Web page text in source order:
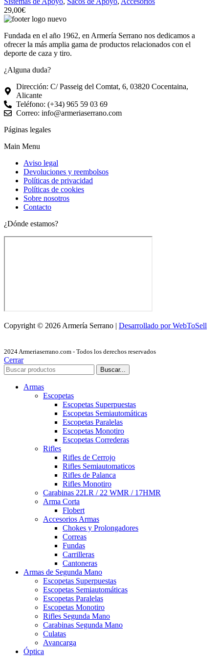
29,00€
Fundada en el año 1962, en Armería Serrano nos dedicamos a
ofrecer la más amplia gama de productos relacionados con el
deporte de caza y tiro.
¿Alguna duda?
Dirección: C/ Passeig del Comtat, 6, 03820 Cocentaina,
Alicante
Teléfono: (+34) 965 59 03 69
Correo: info@armeriaserrano.com
Páginas legales
Main Menu
Aviso legal
Devoluciones y reembolsos
Políticas de privacidad
Políticas de cookies
Sobre nosotros
Contacto
¿Dónde estamos?
Copyright © 2026 Armería Serrano | Desarrollado por WebToSell
2024 Armeriaserrano.com - Todos los derechos reservados
Cerrar
Buscar...
Armas
Escopetas
Escopetas Superpuestas
Escopetas Semiautomáticas
Escopetas Paralelas
Escopetas Monotiro
Escopetas Correderas
Rifles
Rifles de Cerrojo
Rifles Semiautomaticos
Rifles de Palanca
Rifles Monotiro
Carabinas 22LR / 22 WMR / 17HMR
Arma Corta
Flobert
Accesorios Armas
Chokes y Prolongadores
Correas
Fundas
Carrilleras
Cantoneras
Armas de Segunda Mano
Escopetas Superpuestas
Escopetas Semiautomáticas
Escopetas Paralelas
Escopetas Monotiro
Rifles Segunda Mano
Carabinas Segunda Mano
Culatas
Avancarga
Óptica